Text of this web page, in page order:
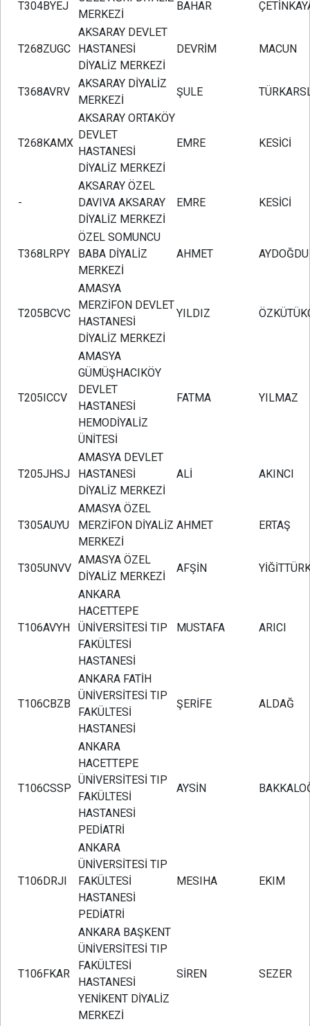
T304BYEJ
MERKEZİ
BAHAR
T268ZUGC
AKSARAY DEVLET
HASTANESİ
DİYALİZ MERKEZİ
DEVRİM MACUN
T368AVRV
AKSARAY DİYALİZ
MERKEZİ
ŞULE
T268KAMX
AKSARAY ORTAKÖY
DEVLET
HASTANESİ
DİYALİZ MERKEZİ
EMRE KESİCİ
-
AKSARAY ÖZEL
DAVIVA AKSARAY
DİYALİZ MERKEZİ
EMRE KESİCİ
T368LRPY
ÖZEL SOMUNCU
BABA DİYALİZ
MERKEZİ
AHMET AYDOĞDU
T205BCVC
AMASYA
MERZİFON DEVLET
HASTANESİ
DİYALİZ MERKEZİ
YILDIZ
T205ICCV
AMASYA
GÜMÜŞHACIKÖY
DEVLET
HASTANESİ
HEMODİYALİZ
ÜNİTESİ
FATMA YILMAZ
T205JHSJ
AMASYA DEVLET
HASTANESİ
DİYALİZ MERKEZİ
ALİ AKINCI
T305AUYU
AMASYA ÖZEL
MERZİFON DİYALİZ
MERKEZİ
AHMET ERTAŞ
T305UNVV
AMASYA ÖZEL
DİYALİZ MERKEZİ
AFŞİN
T106AVYH
ANKARA
HACETTEPE
ÜNİVERSİTESİ TIP
FAKÜLTESİ
HASTANESİ
MUSTAFA ARICI
T106CBZB
ANKARA FATİH
ÜNİVERSİTESİ TIP
FAKÜLTESİ
HASTANESİ
ŞERİFE ALDAĞ
T106CSSP
ANKARA
HACETTEPE
ÜNİVERSİTESİ TIP
FAKÜLTESİ
HASTANESİ
PEDİATRİ
AYSİN
T106DRJI
ANKARA
ÜNİVERSİTESİ TIP
FAKÜLTESİ
HASTANESİ
PEDİATRİ
MESIHA EKIM
T106FKAR
ANKARA BAŞKENT
ÜNİVERSİTESİ TIP
FAKÜLTESİ
HASTANESİ
YENİKENT DİYALİZ
MERKEZİ
SİREN SEZER